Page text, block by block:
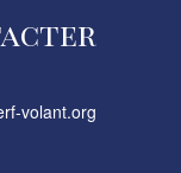
volant.org